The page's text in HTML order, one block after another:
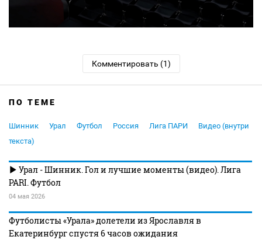
Комментировать (1)
ПО ТЕМЕ
Шинник Урал Футбол Россия Лига ПАРИ
Видео (внутри
текста)
Урал - Шинник. Гол и лучшие моменты (видео). Лига
PARI. Футбол
04 мая 2026
Футболисты «Урала» долетели из Ярославля в
Екатеринбург спустя 6 часов ожидания